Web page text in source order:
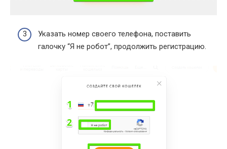
Указать номер своего телефона, поставить
галочку “Я не робот”, продолжить регистрацию.